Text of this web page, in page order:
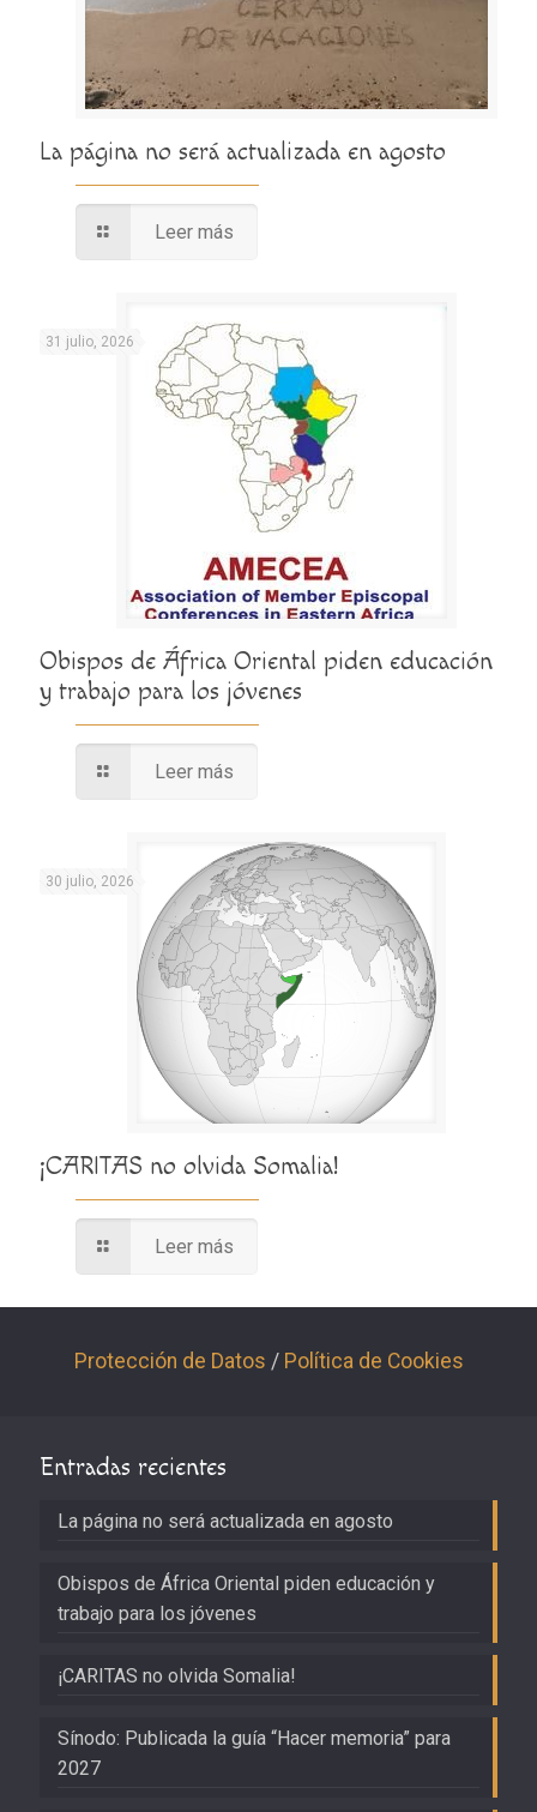
La página no será actualizada en agosto
Leer más
31 julio, 2026
Obispos de África Oriental piden educación
y trabajo para los jóvenes
Leer más
30 julio, 2026
¡CARITAS no olvida Somalia!
Leer más
Protección de Datos / Política de Cookies
Entradas recientes
La página no será actualizada en agosto
Obispos de África Oriental piden educación y
trabajo para los jóvenes
¡CARITAS no olvida Somalia!
Sínodo: Publicada la guía “Hacer memoria” para
2027